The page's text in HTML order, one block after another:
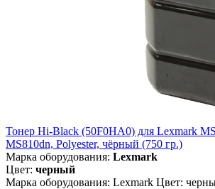
Тонер Hi-Black (50F0HA0) для Lexmark
MS810dn, Polyester, чёрный (750 гр.)
Марка оборудования: Lexmark
Цвет: черный
Марка оборудования: Lexmark Цвет: